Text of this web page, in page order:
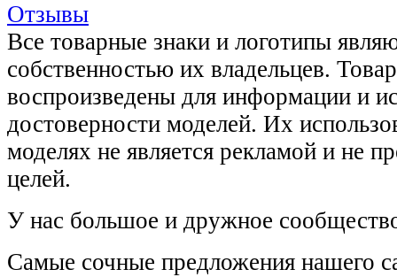
Отзывы
Все товарные знаки и логотипы
собственностью их владельцев.
воспроизведены для информации и
достоверности моделей. Их
моделях не является рекламой и не
целей.
У нас большое и дружное
Самые сочные предложения нашего